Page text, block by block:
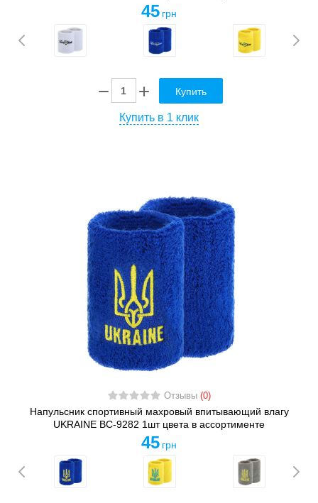
45 грн
Купить
Купить в 1 клик
Отзывы (0)
Напульсник спортивный махровый впитывающий влагу
UKRAINE BC-9282 1шт цвета в ассортименте
45 грн